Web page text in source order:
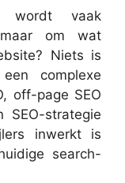
wordt vaak
om wat
Niets is
complexe
off-page SEO
SEO-strategie
inwerkt is
search-